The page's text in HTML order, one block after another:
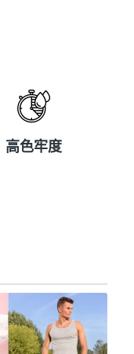
高色牢度
高色牢度